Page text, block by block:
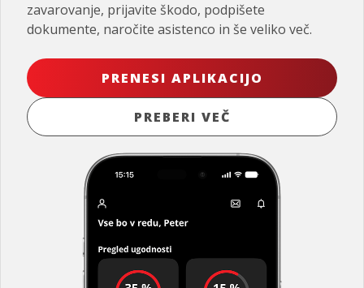
zavarovanje, prijavite škodo, podpišete
dokumente, naročite asistenco in še veliko več.
PRENESI APLIKACIJO
PREBERI VEČ